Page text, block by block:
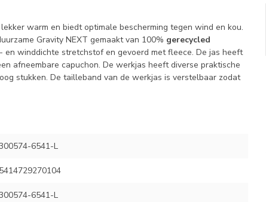
warm en biedt optimale bescherming tegen wind en kou.
Gravity NEXT gemaakt van 100% gerecycled
winddichte stretchstof en gevoerd met fleece. De jas heeft
afneembare capuchon. De werkjas heeft diverse praktische
stukken. De tailleband van de werkjas is verstelbaar zodat
6541-L
5414729270104
6541-L